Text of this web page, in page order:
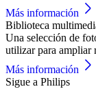
Más información
Biblioteca
Una selección de
utilizar para ampliar
Más información
Sigue a Philips